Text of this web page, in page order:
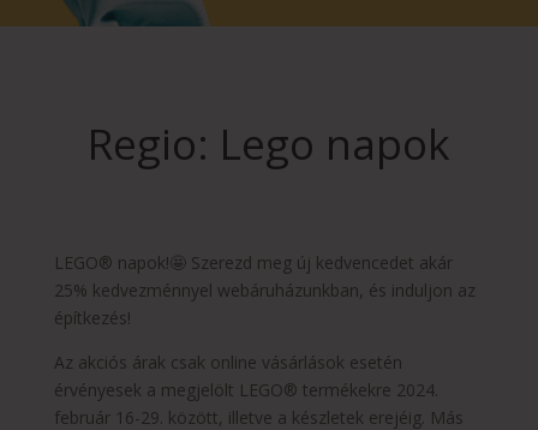
Regio: Lego napok
LEGO® napok!🤩 Szerezd meg új kedvencedet akár
25% kedvezménnyel webáruházunkban, és induljon az
építkezés!
Az akciós árak csak online vásárlások esetén
érvényesek a megjelölt LEGO® termékekre 2024.
február 16-29. között, illetve a készletek erejéig. Más